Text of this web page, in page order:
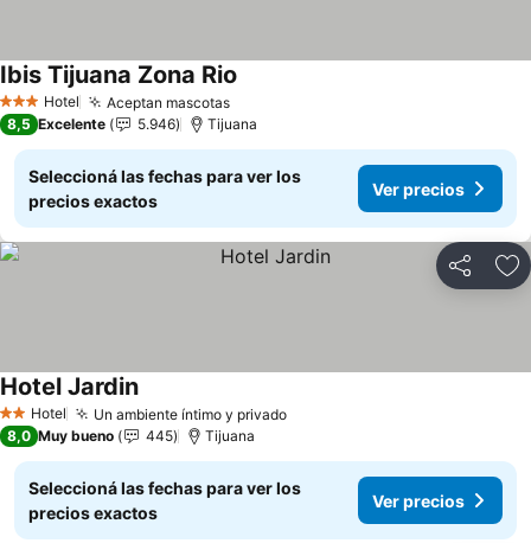
3 Estrellas
Hotel Aceptan mascotas
Ibis Tijuana Zona Rio
8,5 Excelente 5.946 Tijuana
Seleccioná las fechas para ver los
precios exactos
Ver precios
Compartir
2 Estrellas
Hotel Un ambiente íntimo y privado
Hotel Jardin
8,0 Muy bueno 445 Tijuana
Seleccioná las fechas para ver los
precios exactos
Ver precios